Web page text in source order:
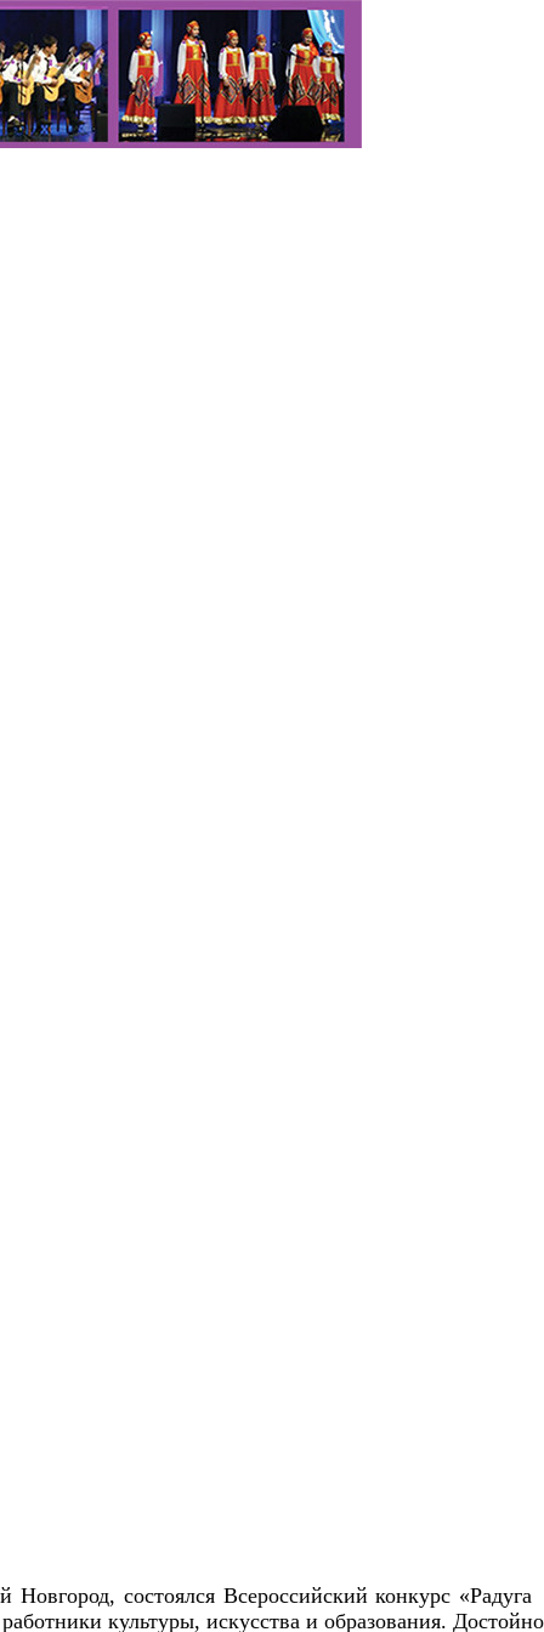
состоялся Всероссийский конкурс «Радуга
культуры, искусства и образования. Достойно